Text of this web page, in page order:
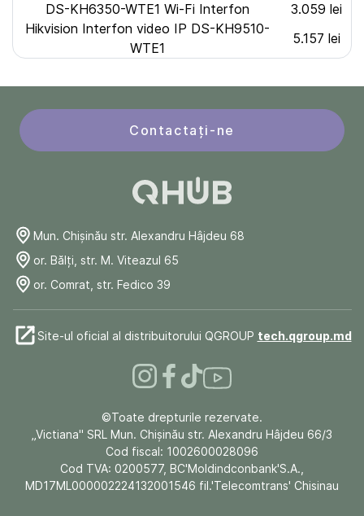
DS-KH6350-WTE1 Wi-Fi Interfon
3.059 lei
Hikvision Interfon video IP DS-KH9510-
WTE1
5.157 lei
Contactați-ne
Mun. Chişinău str. Alexandru Hâjdeu 68
or. Bălți, str. M. Viteazul 65
or. Comrat, str. Fedico 39
Site-ul oficial al distribuitorului QGROUP tech.qgroup.md
©Toate drepturile rezervate.
„Victiana" SRL Mun. Chişinău str. Alexandru Hâjdeu 66/3
Cod fiscal: 1002600028096
Cod TVA: 0200577, BC'Moldindconbank'S.A.,
MD17ML000002224132001546 fil.'Telecomtrans' Chisinau